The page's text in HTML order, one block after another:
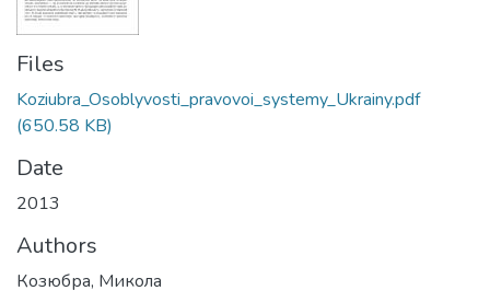
Files
Koziubra_Osoblyvosti_pravovoi_systemy_Ukrainy.pdf
(650.58 KB)
Date
2013
Authors
Козюбра, Микола